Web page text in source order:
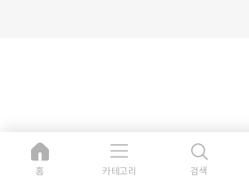
홈 카테고리 검색